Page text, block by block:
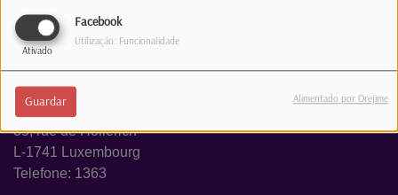
Facebook
Ativado
Utilização: Funcionalidade
Guardar Alimentado por Orejime
Estúdio
35, rue de Hollerich
L-1741 Luxembourg
Telefone: 1363